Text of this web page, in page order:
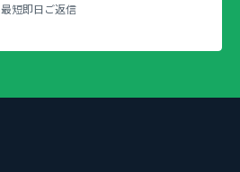
最短即日ご返信